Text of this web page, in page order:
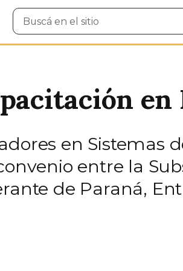
Buscar
en
en
en Sistemas
entre la
de Paraná,